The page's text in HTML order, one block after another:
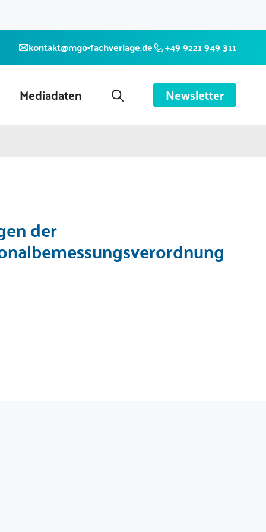
kontakt@mgo-fachverlage.de +49 9221 949 311
Mediadaten Newsletter
der